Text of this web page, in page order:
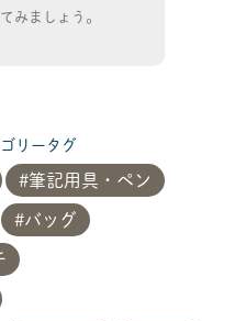
みましょう。
リータグ
筆記用具・ペン
バッグ